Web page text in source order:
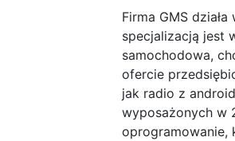
Firma GMS
specjalizacją jest
samochodowa,
ofercie
jak radio z
wyposażonych w
oprogramowanie,